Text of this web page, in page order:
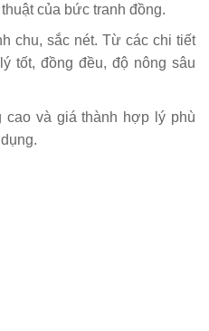
của bức tranh đồng.
chu, sắc nét. Từ các chi tiết
tốt, đồng đều, độ nông sâu
cao và giá thành hợp lý phù